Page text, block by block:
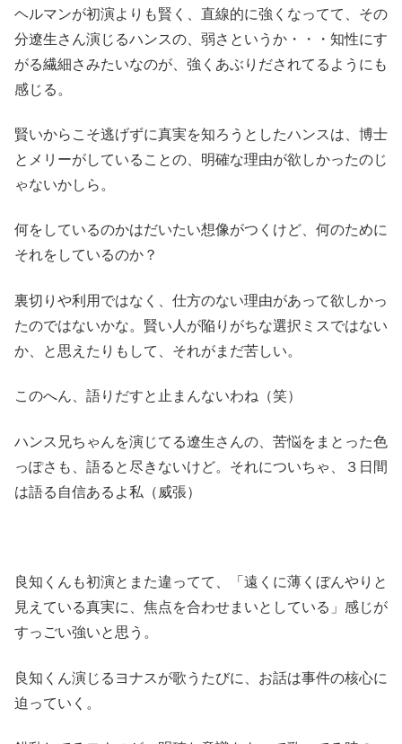
ヘルマンが初演よりも賢く、直線的に強くなってて、その
分遼生さん演じるハンスの、弱さというか・・・知性にす
がる繊細さみたいなのが、強くあぶりだされてるようにも
感じる。
賢いからこそ逃げずに真実を知ろうとしたハンスは、博士
とメリーがしていることの、明確な理由が欲しかったのじ
ゃないかしら。
何をしているのかはだいたい想像がつくけど、何のために
それをしているのか？
裏切りや利用ではなく、仕方のない理由があって欲しかっ
たのではないかな。賢い人が陥りがちな選択ミスではない
か、と思えたりもして、それがまだ苦しい。
このへん、語りだすと止まんないわね（笑）
ハンス兄ちゃんを演じてる遼生さんの、苦悩をまとった色
っぽさも、語ると尽きないけど。それについちゃ、３日間
は語る自信あるよ私（威張）
良知くんも初演とまた違ってて、「遠くに薄くぼんやりと
見えている真実に、焦点を合わせまいとしている」感じが
すっごい強いと思う。
良知くん演じるヨナスが歌うたびに、お話は事件の核心に
迫っていく。